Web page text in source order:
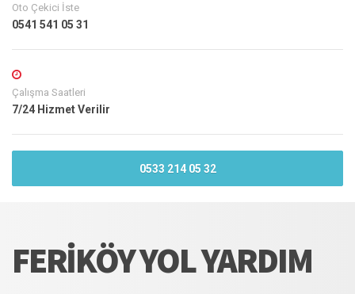
Oto Çekici İste
0541 541 05 31
Çalışma Saatleri
7/24 Hizmet Verilir
0533 214 05 32
FERIKÖY YOL YARDIM